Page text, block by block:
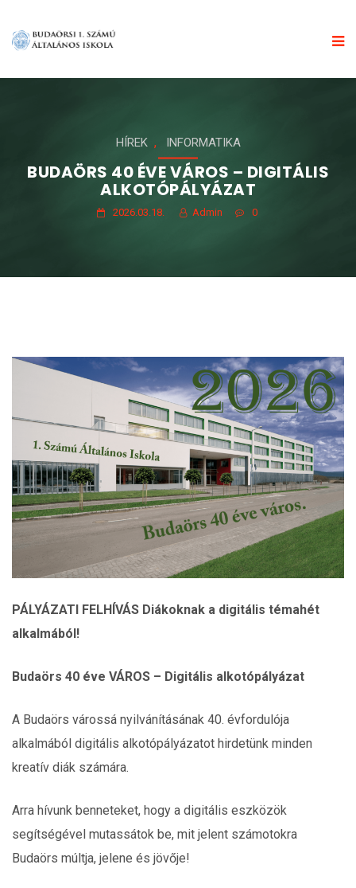
HÍREK , INFORMATIKA
BUDAÖRS 40 ÉVE VÁROS – DIGITÁLIS
ALKOTÓPÁLYÁZAT
2026.03.18. Admin 0
PÁLYÁZATI FELHÍVÁS Diákoknak a digitális témahét
alkalmából!
Budaörs 40 éve VÁROS – Digitális alkotópályázat
A Budaörs várossá nyilvánításának 40. évfordulója
alkalmából digitális alkotópályázatot hirdetünk minden
kreatív diák számára.
Arra hívunk benneteket, hogy a digitális eszközök
segítségével mutassátok be, mit jelent számotokra
Budaörs múltja, jelene és jövője!